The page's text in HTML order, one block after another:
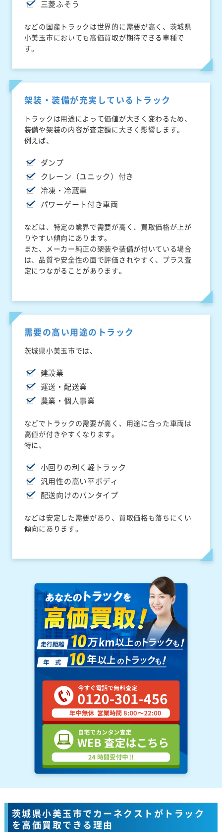
三菱ふそう
などの国産トラックは世界的に需要が高く、茨城県
小美玉市においても高価買取が期待できる車種で
す。
架装・装備が充実しているトラック
トラックは用途によって価値が大きく変わるため、
装備や架装の内容が査定額に大きく影響します。
例えば、
ダンプ
クレーン（ユニック）付き
冷凍・冷蔵車
パワーゲート付き車両
などは、特定の業界で需要が高く、買取価格が上が
りやすい傾向にあります。
また、メーカー純正の架装や装備が付いている場合
は、品質や安全性の面で評価されやすく、プラス査
定につながることがあります。
需要の高い用途のトラック
茨城県小美玉市では、
建設業
運送・配送業
農業・個人事業
などでトラックの需要が高く、用途に合った車両は
高値が付きやすくなります。
特に、
小回りの利く軽トラック
汎用性の高い平ボディ
配送向けのバンタイプ
などは安定した需要があり、買取価格も落ちにくい
傾向にあります。
茨城県小美玉市でカーネクストがトラック
を高価買取できる理由